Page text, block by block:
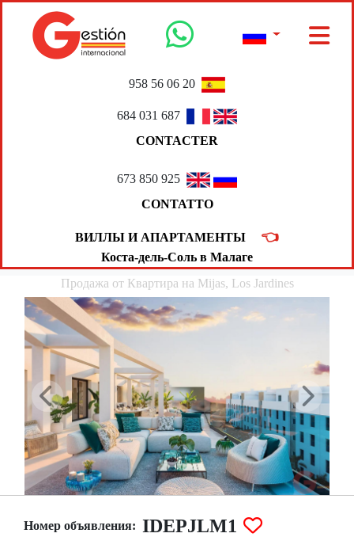
958 56 06 20
684 031 687
CONTACTER
673 850 925
CONTATTO
ВИЛЛЫ И АПАРТАМЕНТЫ 👈
Коста-дель-Соль в Малаге
Продажа от Квартира на Mijas, Los Jardines
Номер объявления: IDEPJLM1